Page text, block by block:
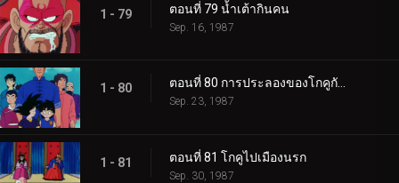
1 - 79 ตอนที่ 79 น้ำเต้ากินคน
Sep. 16, 1987
1 - 80 ตอนที่ 80 การประลองของโกคูกับเทียนหลง
Sep. 23, 1987
1 - 81 ตอนที่ 81 โกคูไปเมืองนรก
Sep. 30, 1987